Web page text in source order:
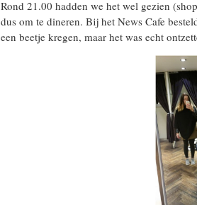
Rond 21.00 hadden we het wel gezien
dus om te dineren. Bij het News Cafe
een beetje kregen, maar het was echt